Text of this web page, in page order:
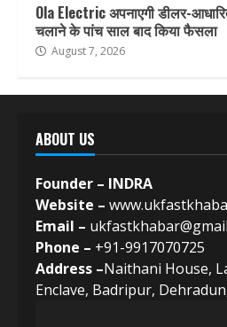
Ola Electric अपनाएगी डीलर-
चलाने के पांच साल बाद किया फैसला
August 7, 2026
ABOUT US
Founder – INDRA
Website –
Email –
Phone – +91-9917070725
Address –Naithani House,
Enclave, Badripur,